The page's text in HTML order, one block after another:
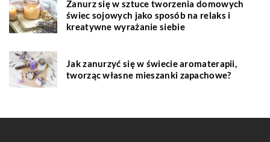
Zanurz się w sztuce tworzenia domowych
świec sojowych jako sposób na relaks i
kreatywne wyrażanie siebie
Jak zanurzyć się w świecie aromaterapii,
tworząc własne mieszanki zapachowe?